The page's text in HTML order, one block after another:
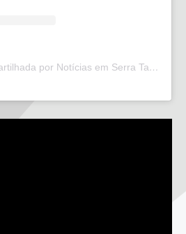
Uma publicação compartilhada por Notícias em Serra Talhada (@bloglucianarego)